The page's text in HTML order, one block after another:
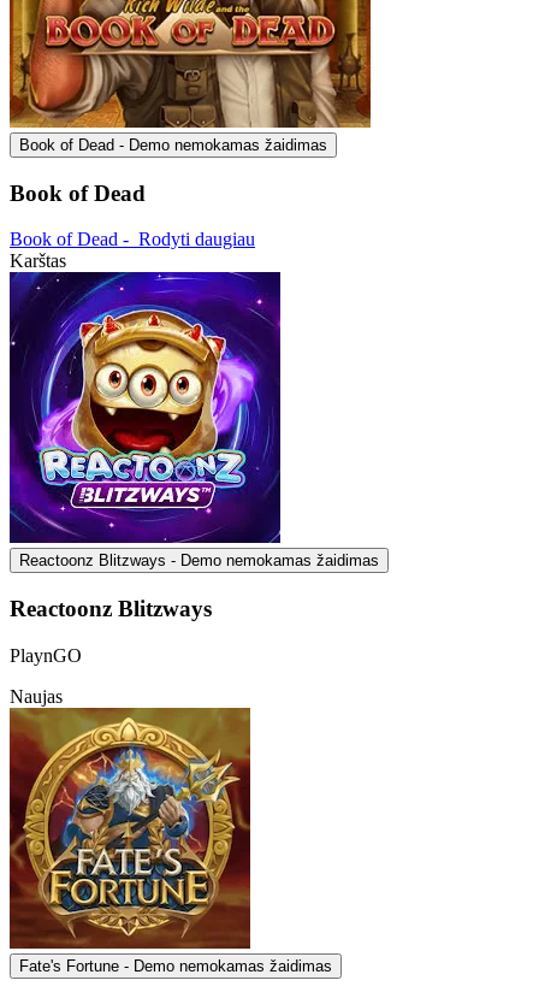
Book of Dead - Demo nemokamas žaidimas
Book of Dead
Book of Dead - Rodyti daugiau
Karštas
Reactoonz Blitzways - Demo nemokamas žaidimas
Reactoonz Blitzways
PlaynGO
Naujas
Fate's Fortune - Demo nemokamas žaidimas